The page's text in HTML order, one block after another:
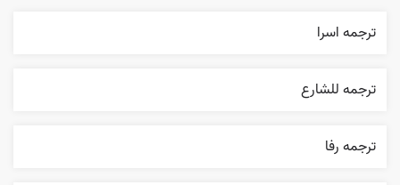
ترجمه اسرا
ترجمه للشارع
ترجمه رفا